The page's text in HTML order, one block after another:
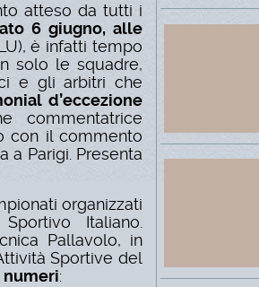
atteso da tutti i
6 giugno, alle
è infatti tempo
solo le squadre,
e gli arbitri che
d’eccezione
commentatrice
con il commento
a Parigi. Presenta
organizzati
Italiano.
Pallavolo, in
Sportive del
numeri: